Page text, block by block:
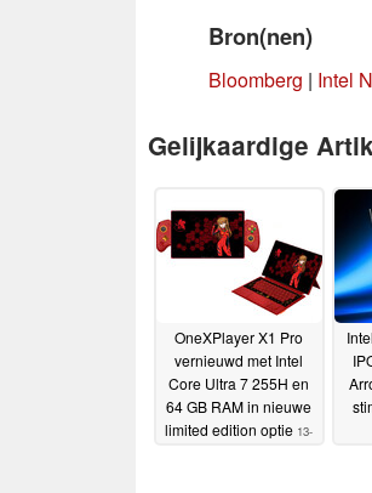
Bron(nen)
Bloomberg | Intel
Gelijkaardige
OneXPlayer X1 Pro
vernieuwd met Intel
Core Ultra 7 255H en
64 GB RAM in nieuwe
limited edition optie 13-